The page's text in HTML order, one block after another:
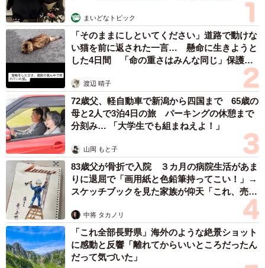
5/5
式と解のグラフ…夫婦そろってペアルック／shelfall（@shelfall）さん提
供
リプライ欄には「素敵＆知的」「すげぇーなぁーかっこい
ー」という声が殺到。理系の人たちの恋模様を描くアニメ
やマンガの作品で描かれている世界が、リアルに展開され
ていることに衝撃を受けたという反応も。一方で、あまり
もの高レベルな愛情表現に、「私には解けぬ愛であった」
「俺には一生分からないかも」と、がっかりしちゃう人も
いて…。「私には恋愛におけるXの解が見つからないような
ので、このまま朽ち果てようと思います」…いやいや、そ
んなことはありませんよ！
まいどなトピック
「そのままにしといてください」道路で動けな
い猫を前に返された一言… 懸命に生きようと
した4日間 「命の重さはみんな同じ」保護団
渡辺 晴子
72歳父、軽自動車で新潟から四国まで 65歳の
母と2人で3泊4日の旅 パーキングの休憩まで
分刻み… 「大学生でも組まねえよ！」
山岡 もと子
83歳父が骨折で入院 ３カ月の病院生活があま
りに退屈で「画用紙と色鉛筆持ってこい！」→
スケッチブックを見た家族が仰天「これ、売れ
中将 タカノリ
「これ全部長野県」海外のような絶景ショット
に感動と反響「離れてからいいところだったん
だって気づいた」